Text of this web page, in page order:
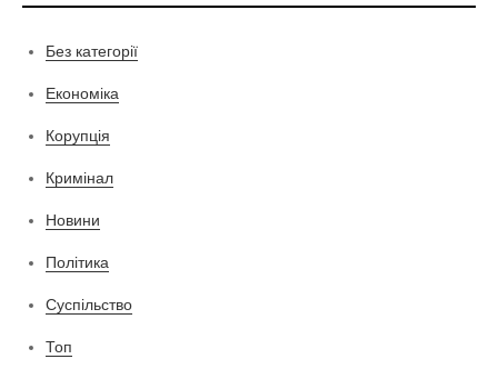
Без категорії
Економіка
Корупція
Кримінал
Новини
Політика
Суспільство
Топ